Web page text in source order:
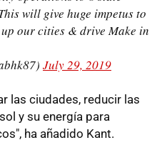
will give huge impetus to
our cities & drive Make in
July 29, 2019
las ciudades, reducir las
y su energía para
ha añadido Kant.